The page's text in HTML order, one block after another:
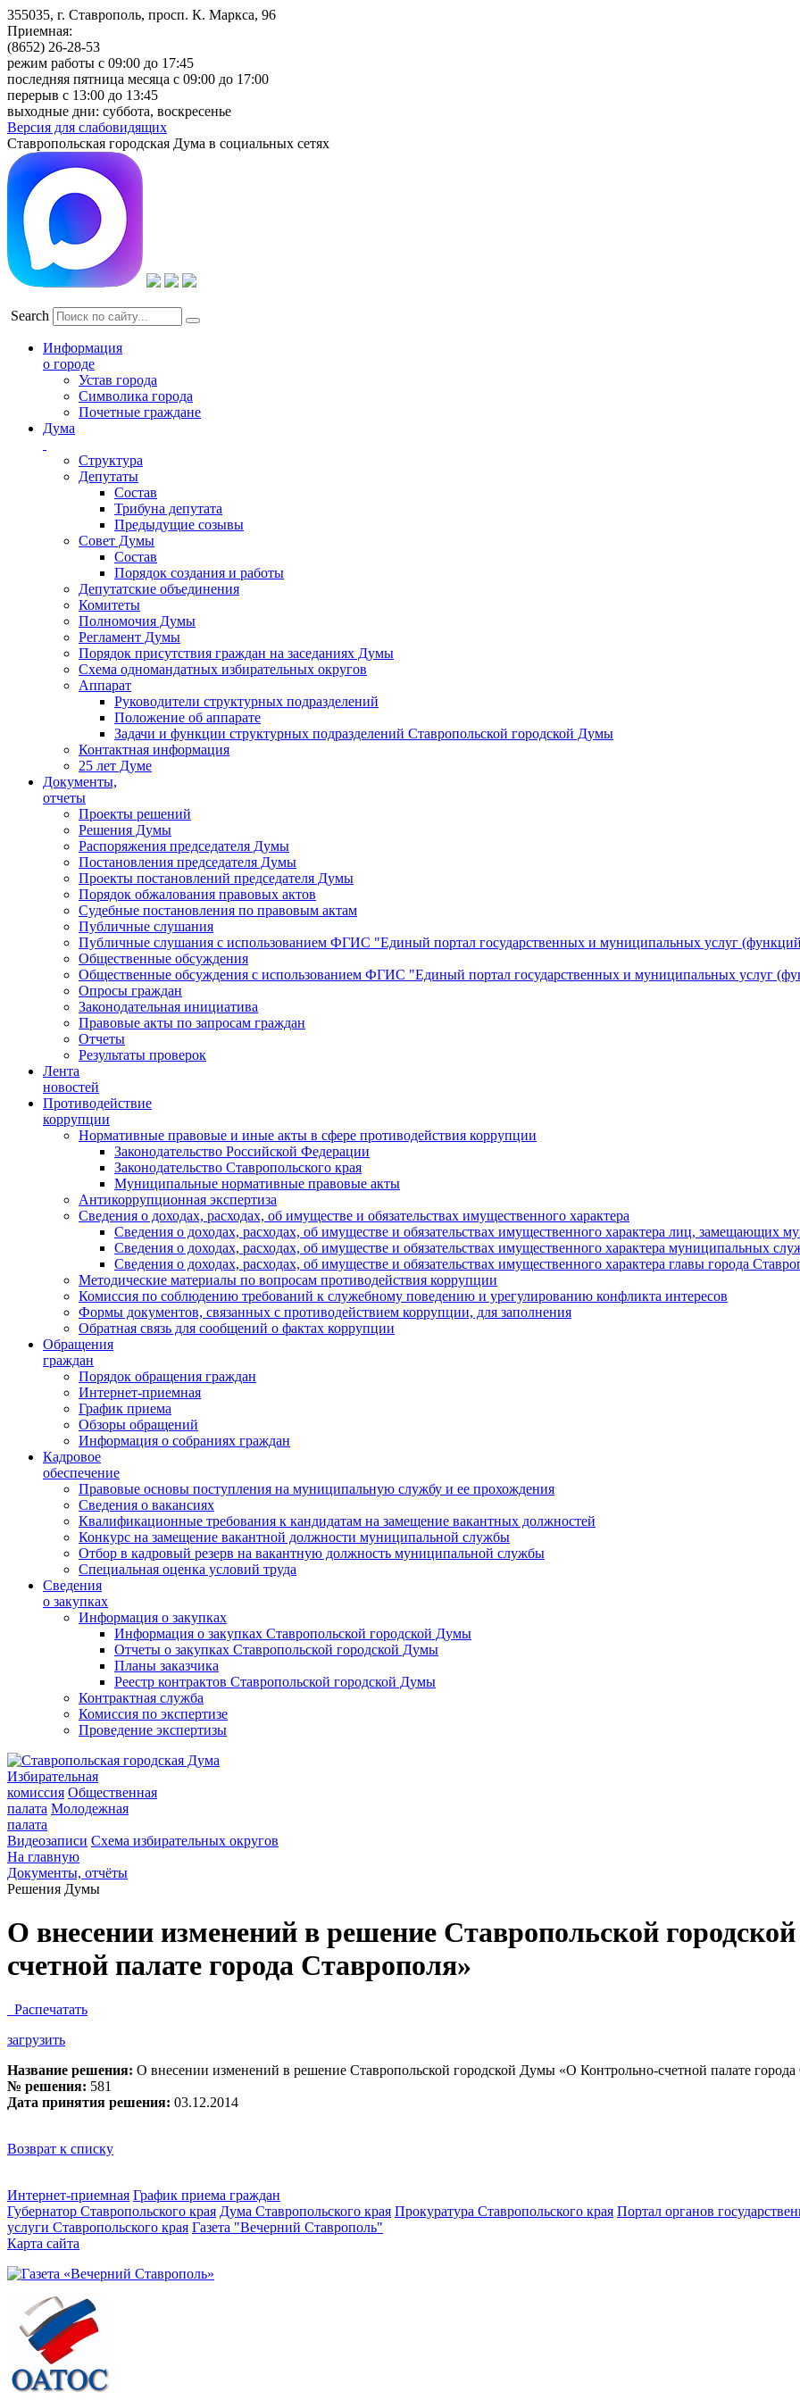
355035, г. Ставрополь, просп. К. Маркса, 96
Приемная:
(8652) 26-28-53
режим работы с 09:00 до 17:45
последняя пятница месяца с 09:00 до 17:00
перерыв с 13:00 до 13:45
выходные дни: суббота, воскресенье
Версия для слабовидящих
Ставропольская городская Дума в социальных сетях
Search
Информация
о городе
Устав города
Символика города
Почетные граждане
Дума
Структура
Депутаты
Состав
Трибуна депутата
Предыдущие созывы
Совет Думы
Состав
Порядок создания и работы
Депутатские объединения
Комитеты
Полномочия Думы
Регламент Думы
Порядок присутствия граждан на заседаниях Думы
Схема одномандатных избирательных округов
Аппарат
Руководители структурных подразделений
Положение об аппарате
Задачи и функции структурных подразделений Ставропольской городской Думы
Контактная информация
25 лет Думе
Документы,
отчеты
Проекты решений
Решения Думы
Распоряжения председателя Думы
Постановления председателя Думы
Проекты постановлений председателя Думы
Порядок обжалования правовых актов
Судебные постановления по правовым актам
Публичные слушания
Публичные слушания с использованием ФГИС "Единый портал государственных и муниципальных услуг
Общественные обсуждения
Общественные обсуждения с использованием ФГИС "Единый портал государственных и муниципальных услуг
Опросы граждан
Законодательная инициатива
Правовые акты по запросам граждан
Отчеты
Результаты проверок
Лента
новостей
Противодействие
коррупции
Нормативные правовые и иные акты в сфере противодействия коррупции
Законодательство Российской Федерации
Законодательство Ставропольского края
Муниципальные нормативные правовые акты
Антикоррупционная экспертиза
Сведения о доходах, расходах, об имуществе и обязательствах имущественного характера
Сведения о доходах, расходах, об имуществе и обязательствах имущественного характера лиц,
Сведения о доходах, расходах, об имуществе и обязательствах имущественного характера муниципальных
Сведения о доходах, расходах, об имуществе и обязательствах имущественного характера главы города
Методические материалы по вопросам противодействия коррупции
Комиссия по соблюдению требований к служебному поведению и урегулированию конфликта интересов
Формы документов, связанных с противодействием коррупции, для заполнения
Обратная связь для сообщений о фактах коррупции
Обращения
граждан
Порядок обращения граждан
Интернет-приемная
График приема
Обзоры обращений
Информация о собраниях граждан
Кадровое
обеспечение
Правовые основы поступления на муниципальную службу и ее прохождения
Сведения о вакансиях
Квалификационные требования к кандидатам на замещение вакантных должностей
Конкурс на замещение вакантной должности муниципальной службы
Отбор в кадровый резерв на вакантную должность муниципальной службы
Специальная оценка условий труда
Сведения
о закупках
Информация о закупках
Информация о закупках Ставропольской городской Думы
Отчеты о закупках Ставропольской городской Думы
Планы заказчика
Реестр контрактов Ставропольской городской Думы
Контрактная служба
Комиссия по экспертизе
Проведение экспертизы
Избирательная
комиссия Общественная
палата Молодежная
палата
Видеозаписи Схема избирательных округов
На главную
Документы, отчёты
Решения Думы
О внесении изменений в решение Ставропольской
счетной палате города Ставрополя»
Распечатать
загрузить
Название решения: О внесении изменений в решение Ставропольской городской Думы «О Контрольно-счетной палате города
№ решения: 581
Дата принятия решения: 03.12.2014
Возврат к списку
Интернет-приемная График приема граждан
Губернатор Ставропольского края Дума Ставропольского края Прокуратура Ставропольского края Портал органов
услуги Ставропольского края Газета "Вечерний Ставрополь"
Карта сайта